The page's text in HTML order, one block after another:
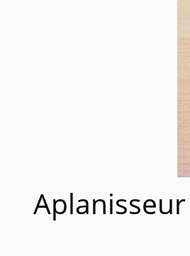
Aplanisseur